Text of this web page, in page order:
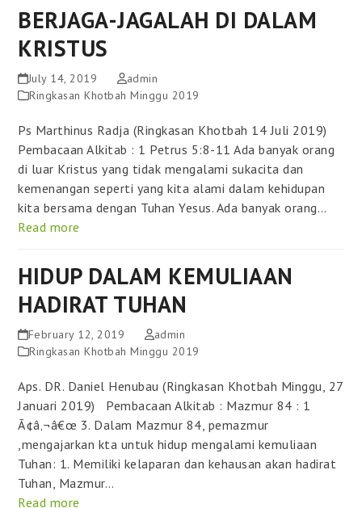
BERJAGA-JAGALAH DI DALAM
KRISTUS
July 14, 2019
admin
Ringkasan Khotbah Minggu 2019
Ps Marthinus Radja (Ringkasan Khotbah 14 Juli 2019)
Pembacaan Alkitab : 1 Petrus 5:8-11 Ada banyak orang
di luar Kristus yang tidak mengalami sukacita dan
kemenangan seperti yang kita alami dalam kehidupan
kita bersama dengan Tuhan Yesus. Ada banyak orang…
Read more
HIDUP DALAM KEMULIAAN
HADIRAT TUHAN
February 12, 2019
admin
Ringkasan Khotbah Minggu 2019
Aps. DR. Daniel Henubau (Ringkasan Khotbah Minggu, 27
Januari 2019) Pembacaan Alkitab : Mazmur 84 : 1
Ã¢â‚¬â€œ 3. Dalam Mazmur 84, pemazmur
,mengajarkan kta untuk hidup mengalami kemuliaan
Tuhan: 1. Memiliki kelaparan dan kehausan akan hadirat
Tuhan, Mazmur…
Read more